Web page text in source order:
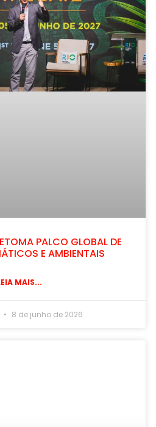
PALCO GLOBAL DE
E AMBIENTAIS
MAIS...
8 de junho de 2026